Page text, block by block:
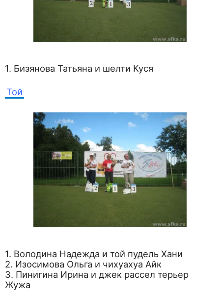
1. Бизянова Татьяна и шелти Куся
Той
1. Володина Надежда и той пудель Хани
2. Изосимова Ольга и чихуахуа Айк
3. Пинигина Ирина и джек рассел терьер
Жужа